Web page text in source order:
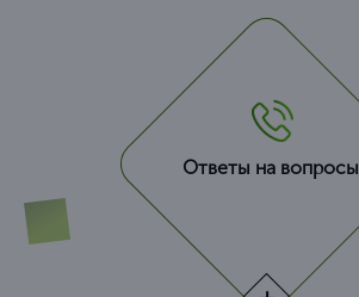
Ответы на вопросы